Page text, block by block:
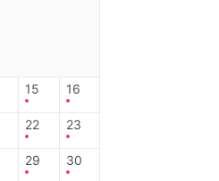
15 16
22 23
29 30